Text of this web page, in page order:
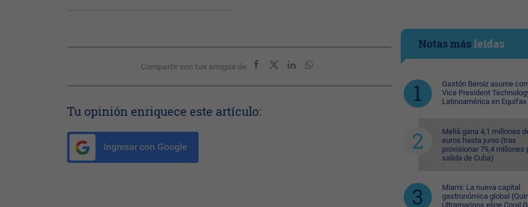
Compartir con tus amigos de
Tu opinión enriquece este artículo:
Ingresar con Google
Notas másleídas
Gastón Beroiz asume
Vice President
Latinoamérica en Equifax
Meliá gana 4,1 millones
euros hasta junio (tras
provisionar 79,4 millones
salida de Cuba)
Miami: La nueva capital
gastronómica global
Ultramarinos elige Coral